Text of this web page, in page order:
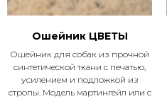
Ошейник ЦВЕТЫ
Ошейник для собак из прочной
синтетической ткани с печатью,
усилением и подложкой из
стропы. Модель мартингейл или с